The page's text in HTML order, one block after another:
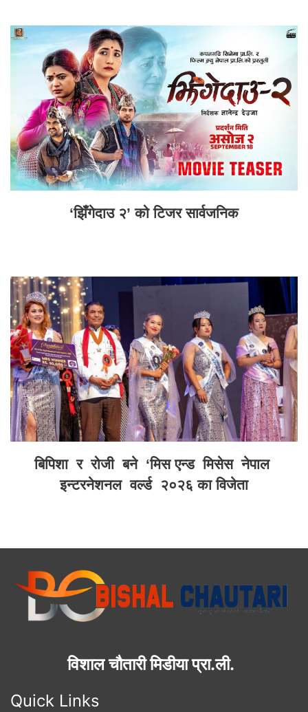
‘झिँगेदाउ २’ को टिजर सार्वजनिक
बिपिशा र रोजी बने ‘मिस एन्ड मिसेस नेपाल
इन्टरनेशनल वर्ल्ड २०२६ का विजेता
विशाल चौतारी मिडीया प्रा.ली.
Quick Links